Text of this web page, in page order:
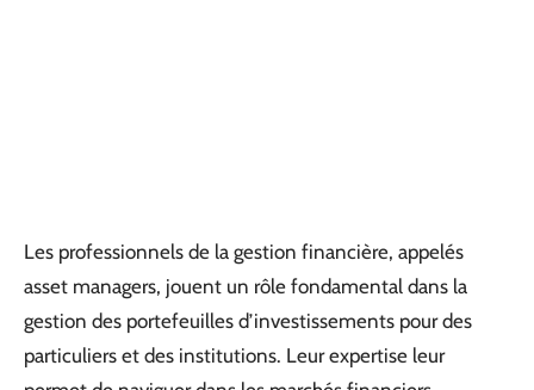
Les professionnels de la gestion financière, appelés
asset managers, jouent un rôle fondamental dans la
gestion des portefeuilles d’investissements pour des
particuliers et des institutions. Leur expertise leur